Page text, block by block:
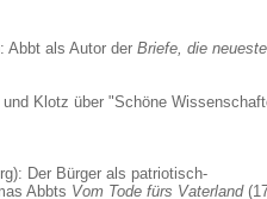
als Autor der Briefe, die
Klotz über "Schöne
Der Bürger als
Abbts Vom Tode fürs Vaterland